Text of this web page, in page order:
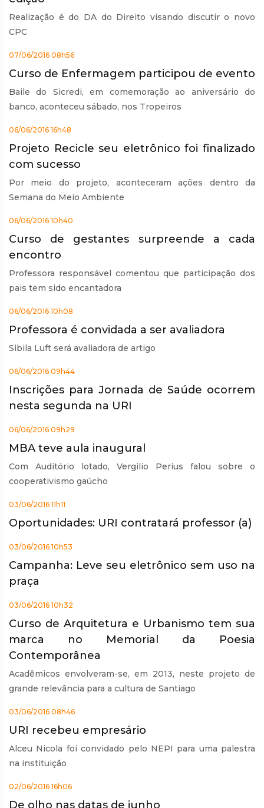
Realização é do DA do Direito visando discutir o novo
CPC
07/06/2016 08h56
Curso de Enfermagem participou de evento
Baile do Sicredi, em comemoração ao aniversário do
banco, aconteceu sábado, nos Tropeiros
06/06/2016 16h48
Projeto Recicle seu eletrônico foi finalizado
com sucesso
Por meio do projeto, aconteceram ações dentro da
Semana do Meio Ambiente
06/06/2016 10h40
Curso de gestantes surpreende a cada
encontro
Professora responsável comentou que participação dos
pais tem sido encantadora
06/06/2016 10h08
Professora é convidada a ser avaliadora
Sibila Luft será avaliadora de artigo
06/06/2016 09h44
Inscrições para Jornada de Saúde ocorrem
nesta segunda na URI
06/06/2016 09h29
MBA teve aula inaugural
Com Auditório lotado, Vergilio Perius falou sobre o
cooperativismo gaúcho
03/06/2016 11h11
Oportunidades: URI contratará professor (a)
03/06/2016 10h53
Campanha: Leve seu eletrônico sem uso na
praça
03/06/2016 10h32
Curso de Arquitetura e Urbanismo tem sua
marca no Memorial da Poesia
Contemporânea
Acadêmicos envolveram-se, em 2013, neste projeto de
grande relevância para a cultura de Santiago
03/06/2016 08h46
URI recebeu empresário
Alceu Nicola foi convidado pelo NEPI para uma palestra
na instituição
02/06/2016 16h06
De olho nas datas de junho